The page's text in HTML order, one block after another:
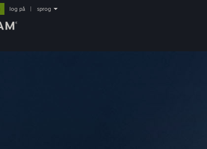
log på sprog